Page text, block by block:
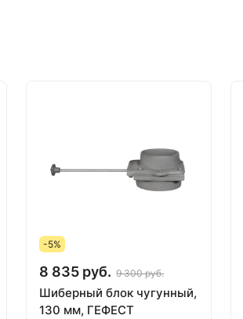
-5%
8 835 руб. 9 300 руб.
Шиберный блок чугунный,
130 мм, ГЕФЕСТ